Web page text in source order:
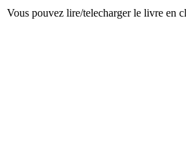
Vous pouvez lire/telecharger le livre en